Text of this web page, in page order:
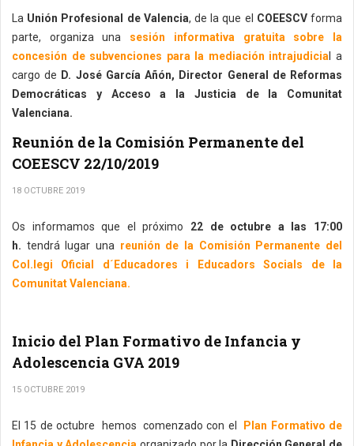
La Unión Profesional de Valencia, de la que el COEESCVforma
parte, organiza una sesión informativa gratuita sobre la
concesión de subvenciones para la mediación intrajudicia l a
cargo de D. José García Añón, Director General de Reformas
Democráticas y Acceso a la Justicia de la Comunitat
Valenciana.
Reunión de la Comisión Permanente del
COEESCV 22/10/2019
18 OCTUBRE 2019
Os informamos que el próximo 22 de octubre a las 17:00
h. tendrá lugar una reunión de la Comisión Permanente del
Col.legi Oficial d´Educadores i Educadors Socials de la
Comunitat Valenciana.
Inicio del Plan Formativo de Infancia y
Adolescencia GVA 2019
15 OCTUBRE 2019
El 15 de octubre hemos comenzado con el
Plan Formativo de